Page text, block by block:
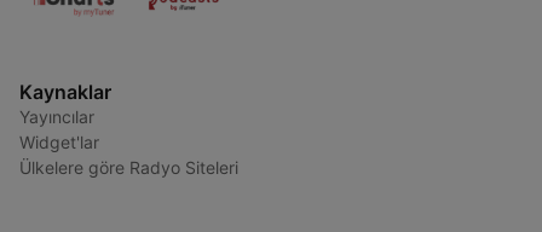
Kaynaklar
Yayıncılar
Widget'lar
Ülkelere göre Radyo Siteleri